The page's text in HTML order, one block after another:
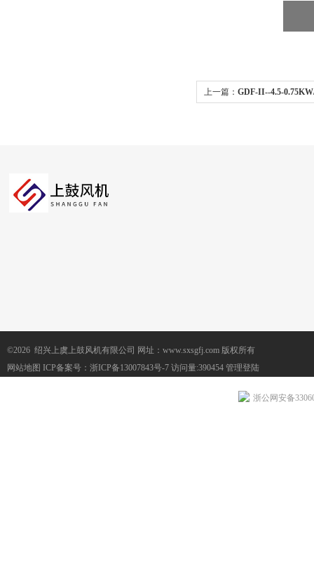
上一篇： GDF-II--4.5-
©2026 绍兴上虞上鼓风机有限公司 网址：www.sxsgfj.com 版权所有
网站地图 ICP备案号： 浙ICP备13007843号-7 访问量:390454 管理登陆
浙公网安备